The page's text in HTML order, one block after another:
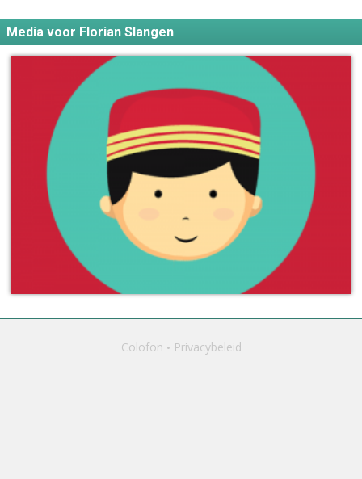
Media voor Florian Slangen
Colofon Privacybeleid